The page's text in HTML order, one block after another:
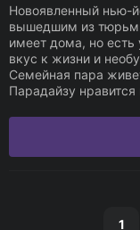
Новоявленный нью-
вышедшим из
имеет дома, но есть
вкус к жизни и
Семейная пара
Парадайзу
1